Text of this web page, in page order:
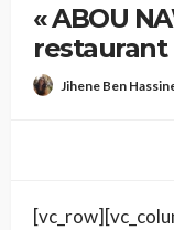
« ABOU
restaurant
Jihene Ben